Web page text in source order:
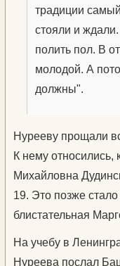
традиции
стояли и
полить пол. В
молодой. А
должны".
Нурееву прощали
К нему относились,
Михайловна
19. Это позже
блистательная
На учебу в
Нуреева послал